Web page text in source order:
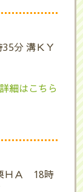
分 溝ＫＹ
詳細はこちら
ＨＡ 18時